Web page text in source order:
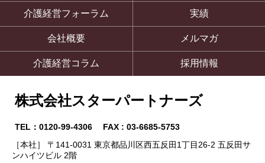
介護経営フォーラム 実績
会社概要 メルマガ
介護経営コラム 採用情報
株式会社スターパートナーズ
TEL：0120-99-4306 FAX : 03-6685-5753
［本社］ 〒141-0031 東京都品川区西五反田1丁目26-2 五反田サ
ンハイツビル 2階